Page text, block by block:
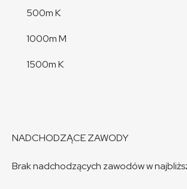
500m K
1000m M
1500m K
NADCHODZĄCE ZAWODY
Brak nadchodzących zawodów w